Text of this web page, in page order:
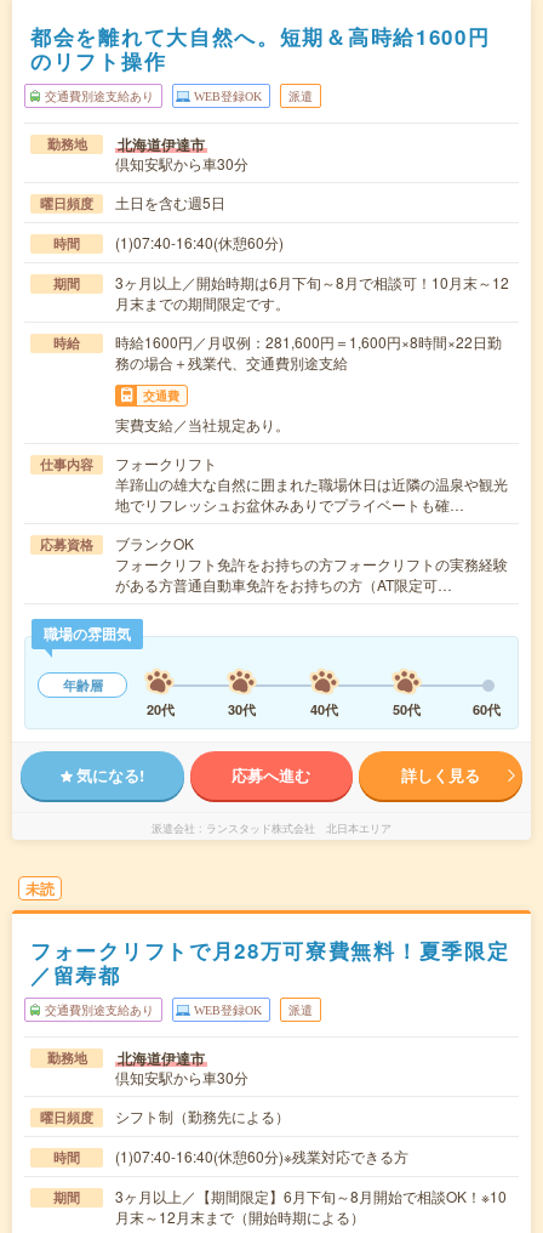
都会を離れて大自然へ。短期＆高時給1600円
のリフト操作
交通費別途支給あり WEB登録OK 派遣
勤務地 北海道伊達市
倶知安駅から車30分
曜日頻度 土日を含む週5日
時間 (1)07:40-16:40(休憩60分)
期間
3ヶ月以上／開始時期は6月下旬～8月で相談可！10月末～12
月末までの期間限定です。
時給
時給1600円／月収例：281,600円＝1,600円×8時間×22日勤
務の場合＋残業代、交通費別途支給
交通費
実費支給／当社規定あり。
仕事内容
フォークリフト
羊蹄山の雄大な自然に囲まれた職場休日は近隣の温泉や観光
地でリフレッシュお盆休みありでプライベートも確…
応募資格
ブランクOK
フォークリフト免許をお持ちの方フォークリフトの実務経験
がある方普通自動車免許をお持ちの方（AT限定可…
職場の雰囲気
年齢層
20代
30代 40代 50代 60代
気になる! 応募へ進む 詳しく見る
派遣会社 ランスタッド株式会社 北日本エリア
未読
フォークリフトで月28万可寮費無料！夏季限定
／留寿都
交通費別途支給あり WEB登録OK 派遣
勤務地 北海道伊達市
倶知安駅から車30分
曜日頻度 シフト制（勤務先による）
時間 (1)07:40-16:40(休憩60分)※残業対応できる方
期間
3ヶ月以上／【期間限定】6月下旬～8月開始で相談OK！※10
月末～12月末まで（開始時期による）